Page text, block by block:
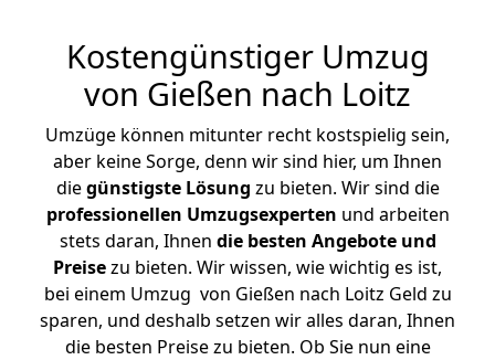
Kostengünstiger Umzug
von Gießen nach Loitz
Umzüge können mitunter recht kostspielig sein,
aber keine Sorge, denn wir sind hier, um Ihnen
diegünstigste Lösung zu bieten. Wir sind die
professionellen Umzugsexperten und arbeiten
stets daran, Ihnen die besten Angebote und
Preisezu bieten. Wir wissen, wie wichtig es ist,
bei einem Umzug von Gießen nach Loitz Geld zu
sparen, und deshalb setzen wir alles daran, Ihnen
die besten Preise zu bieten. Ob Sie nun eine